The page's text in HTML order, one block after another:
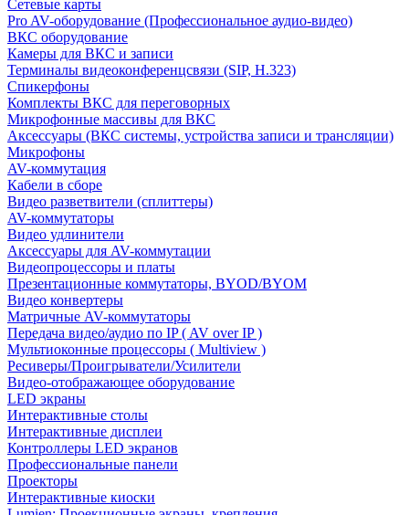
Сетевые карты
Pro AV-оборудование (Профессиональное аудио-видео)
ВКС оборудование
Камеры для ВКС и записи
Терминалы видеоконференцсвязи (SIP, H.323)
Спикерфоны
Комплекты ВКС для переговорных
Микрофонные массивы для ВКС
Аксессуары (ВКС системы, устройства записи и трансляции)
Микрофоны
AV-коммутация
Кабели в сборе
Видео разветвители (сплиттеры)
AV-коммутаторы
Видео удлинители
Аксессуары для AV-коммутации
Видеопроцессоры и платы
Презентационные коммутаторы, BYOD/BYOM
Видео конвертеры
Матричные AV-коммутаторы
Передача видео/аудио по IP ( AV over IP )
Мультиоконные процессоры ( Multiview )
Ресиверы/Проигрыватели/Усилители
Видео-отображающее оборудование
LED экраны
Интерактивные столы
Интерактивные дисплеи
Контроллеры LED экранов
Профессиональные панели
Проекторы
Интерактивные киоски